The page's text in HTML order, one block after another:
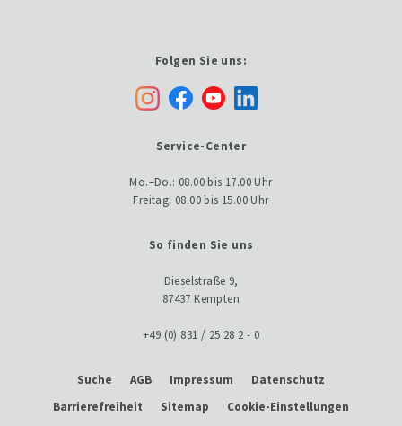
Folgen Sie uns:
Service-Center
Mo.–Do.: 08.00 bis 17.00 Uhr
Freitag: 08.00 bis 15.00 Uhr
So finden Sie uns
Dieselstraße 9,
87437 Kempten
+49 (0) 831 / 25 28 2 - 0
Suche AGB Impressum
Datenschutz
Barrierefreiheit
Sitemap Cookie-Einstellungen